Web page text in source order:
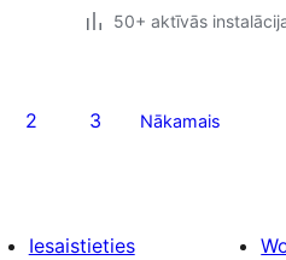
50+ aktīvās
2 3 Nākamais
Iesaistieties